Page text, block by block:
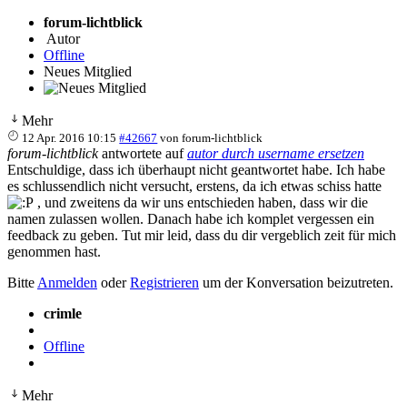
forum-lichtblick
Autor
Offline
Neues Mitglied
Mehr
12 Apr. 2016 10:15 #42667 vonforum-lichtblick
forum-lichtblickantwortete aufautor durch username ersetzen
Entschuldige, dass ich überhaupt nicht geantwortet habe. Ich habe
es schlussendlich nicht versucht, erstens, da ich etwas schiss hatte
, und zweitens da wir uns entschieden haben, dass wir die
namen zulassen wollen. Danach habe ich komplet vergessen ein
feedback zu geben. Tut mir leid, dass du dir vergeblich zeit für mich
genommen hast.
Bitte Anmelden oderRegistrieren um der Konversation beizutreten.
crimle
Offline
Mehr